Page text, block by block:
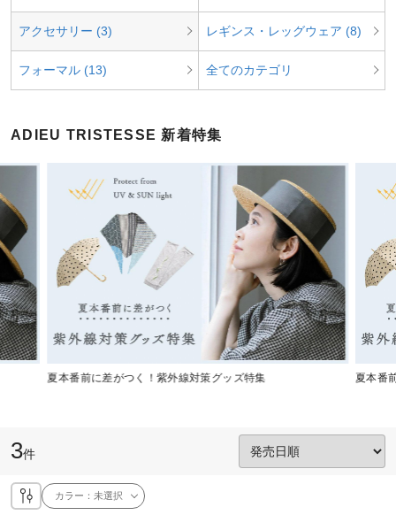
アクセサリー (3) レギンス・レッグウェア (8)
フォーマル (13) 全てのカテゴリ
ADIEU TRISTESSE 新着特集
夏本番前に差がつく！紫外線対策グッズ特集 夏本番
3件
カラー：未選択